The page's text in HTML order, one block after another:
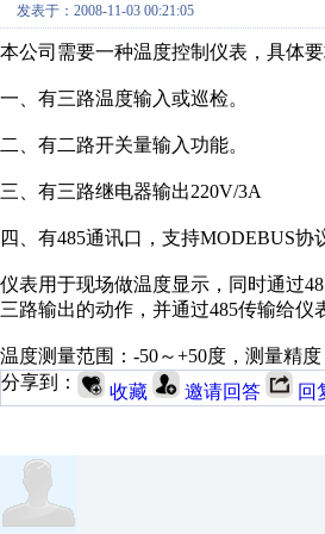
发表于：2008-11-03 00:21:05
本公司需要一种温度控制仪表，具体要
一、有三路温度输入或巡检。
二、有二路开关量输入功能。
三、有三路继电器输出220V/3A
四、有485通讯口，支持MODEBUS协
仪表用于现场做温度显示，同时通过
三路输出的动作，并通过485传输给仪
温度测量范围：-50～+50度，测量精度
分享到：
收藏 邀请回答 回